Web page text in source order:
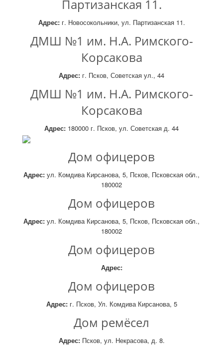
Партизанская 11.
Адрес:г. Новосокольники, ул. Партизанская 11.
ДМШ №1 им. Н.А. Римского-
Корсакова
Адрес: г. Псков, Советская ул., 44
ДМШ №1 им. Н.А. Римского-
Корсакова
Адрес: 180000 г. Псков, ул. Советская д. 44
Дом офицеров
Адрес: ул. Комдива Кирсанова, 5, Псков, Псковская обл.,
180002
Дом офицеров
Адрес: ул. Комдива Кирсанова, 5, Псков, Псковская обл.,
180002
Дом офицеров
Адрес:
Дом офицеров
Адрес:г. Псков, Ул. Комдива Кирсанова, 5
Дом ремёсел
Адрес:Псков, ул. Некрасова, д. 8.